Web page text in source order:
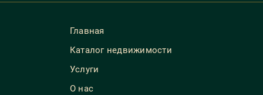
Главная
Каталог недвижимости
Услуги
О нас